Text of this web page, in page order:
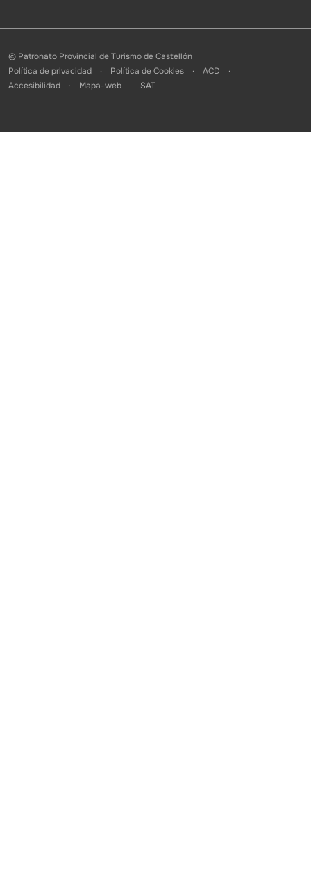
© Patronato Provincial de Turismo de Castellón
Política de privacidad
Política de Cookies
ACD
Accesibilidad
Mapa-web SAT